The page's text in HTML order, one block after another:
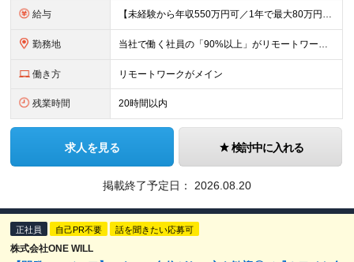
給与 【未経験から年収550万円可／1年で最大80万円UPの実績あり！】 ※経験・スキルを考慮の上、決定いたします。 【月給】27万円〜29万円 ※上記には固定残業代（月25時間分／4万5,000円〜4万
勤務地 当社で働く社員の「90%以上」がリモートワークを活用しています！ フルリモート勤務：約5割 ハイブリッド勤務（リモート＋出社）：約4割 【本社】東京都千代田区丸の内2-4-1 丸の内ビルディング12
働き方 リモートワークがメイン
残業時間 20時間以内
求人を見る 検討中に入れる
掲載終了予定日： 2026.08.20
正社員 自己PR不要 話を聞きたい応募可
株式会社ONE WILL